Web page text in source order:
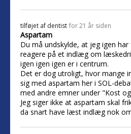
tilføjet af dentist for 21 år siden
Aspartam
Du må undskylde, at jeg igen
reagere på et indlæg om
igen igen igen er i centrum.
Det er dog utroligt, hvor mange
sig med aspartam her i SOL-
med andre emner under "Kost
Jeg siger ikke at aspartam skal
da snart have læst indlæg nok